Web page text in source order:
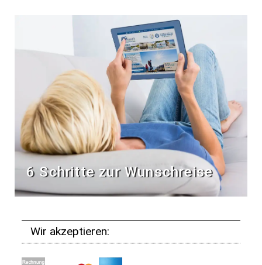
6 Schritte zur Wunschreise
Wir akzeptieren: